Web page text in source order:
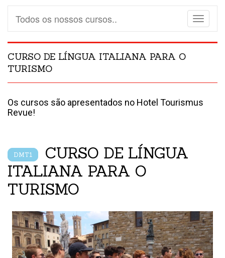
Toggle
Todos os nossos cursos..
CURSO DE LÍNGUA ITALIANA PARA O
TURISMO
Os cursos são apresentados no Hotel Tourismus
Revue!
DMT1
CURSO DE LÍNGUA
ITALIANA PARA O
TURISMO